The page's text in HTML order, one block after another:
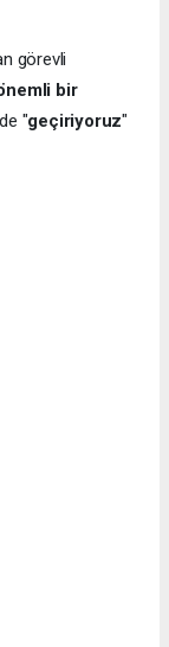
görevli
bir
"geçiriyoruz"